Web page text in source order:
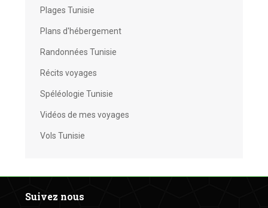
Plages Tunisie
Plans d'hébergement
Randonnées Tunisie
Récits voyages
Spéléologie Tunisie
Vidéos de mes voyages
Vols Tunisie
Suivez nous